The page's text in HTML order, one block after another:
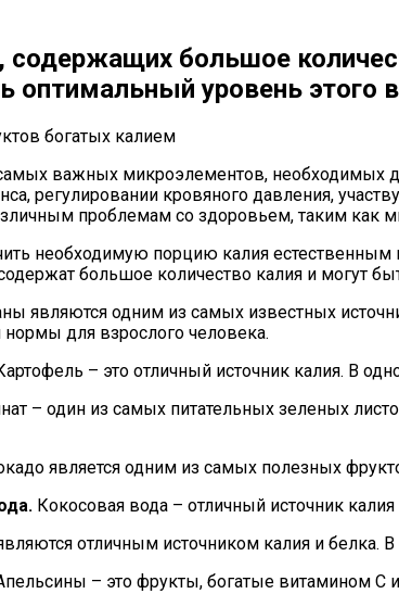
содержащих большое
оптимальный уровень этого
важных микроэлементов, необходимых
регулировании кровяного давления,
проблемам со здоровьем, таким как
необходимую порцию калия
большое количество калия и могут
являются одним из самых известных
нормы для взрослого человека.
– это отличный источник калия. В
– один из самых питательных зеленых
является одним из самых полезных
Кокосовая вода – отличный источник
отличным источником калия и белка.
– это фрукты, богатые витамином C